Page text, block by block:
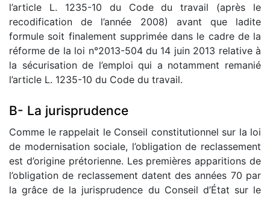
l’article L. 1235-10 du Code du travail (après le
recodification de l’année 2008) avant que ladite
formule soit finalement supprimée dans le cadre de la
réforme de la loi n°2013-504 du 14 juin 2013 relative à
la sécurisation de l’emploi qui a notamment remanié
l’article L. 1235-10 du Code du travail.
B- La jurisprudence
Comme le rappelait le Conseil constitutionnel sur la loi
de modernisation sociale, l’obligation de reclassement
est d’origine prétorienne. Les premières apparitions de
l’obligation de reclassement datent des années 70 par
la grâce de la jurisprudence du Conseil d’État sur le